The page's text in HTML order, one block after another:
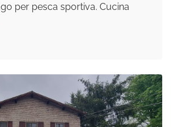
per pesca sportiva. Cucina